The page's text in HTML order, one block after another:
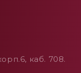
каб. 708.